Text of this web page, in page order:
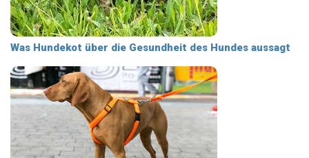
Was Hundekot über die Gesundheit des Hundes aussagt